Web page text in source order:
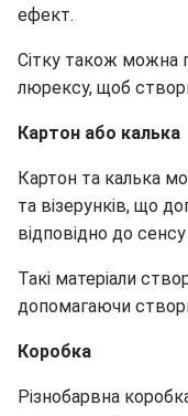
ефект.
Сітку також можна
люрексу, щоб
Картон або калька
Картон та калька
та візерунків, що
відповідно до
Такі матеріали
допомагаючи
Коробка
Різнобарвна